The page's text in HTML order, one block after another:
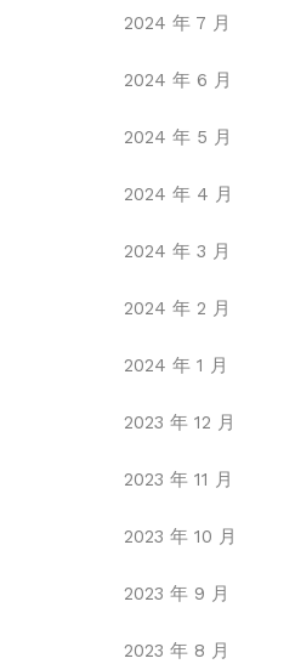
2024 年 7 月
2024 年 6 月
2024 年 5 月
2024 年 4 月
2024 年 3 月
2024 年 2 月
2024 年 1 月
2023 年 12 月
2023 年 11 月
2023 年 10 月
2023 年 9 月
2023 年 8 月